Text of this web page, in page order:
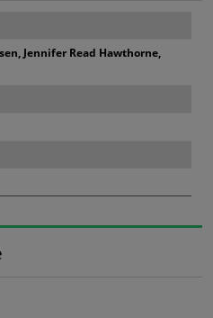
Jennifer Read Hawthorne,